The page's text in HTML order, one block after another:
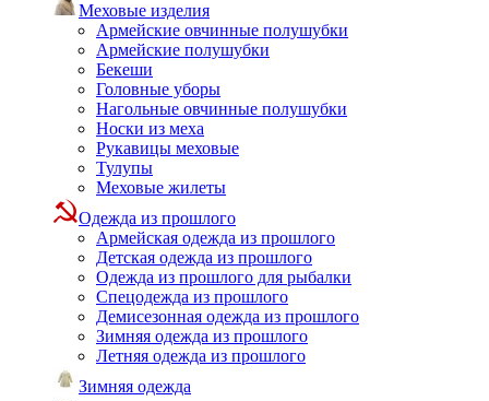
Меховые изделия
Армейские овчинные полушубки
Армейские полушубки
Бекеши
Головные уборы
Нагольные овчинные полушубки
Носки из меха
Рукавицы меховые
Тулупы
Меховые жилеты
Одежда из прошлого
Армейская одежда из прошлого
Детская одежда из прошлого
Одежда из прошлого для рыбалки
Спецодежда из прошлого
Демисезонная одежда из прошлого
Зимняя одежда из прошлого
Летняя одежда из прошлого
Зимняя одежда